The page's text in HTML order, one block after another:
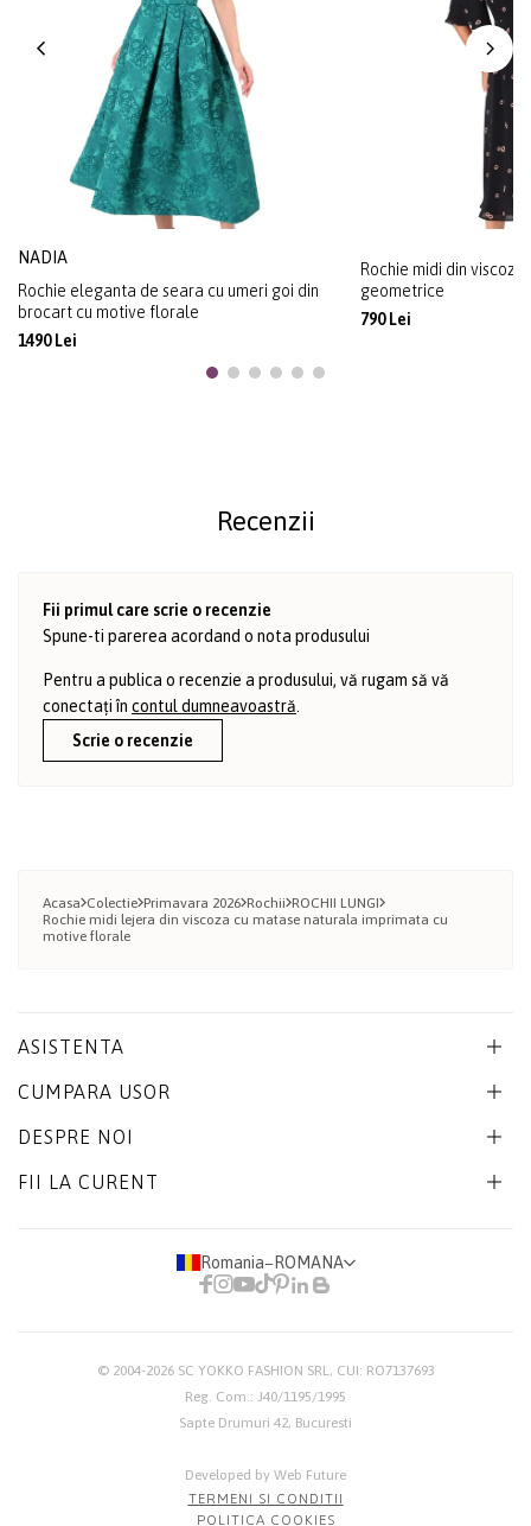
NADIA
Rochie eleganta de seara cu umeri goi din
brocart cu motive florale
1490 Lei
Rochie midi din
geometrice
790 Lei
Recenzii
Fii primul care scrie o recenzie
Spune-ti parerea acordand o nota produsului
Pentru a publica o recenzie a produsului, vă rugam să vă
conectați în contul dumneavoastră
Scrie o recenzie
Acasa Colectie Primavara 2026 Rochii ROCHII LUNGI
Rochie midi lejera din viscoza cu matase naturala imprimata cu
motive florale
ASISTENTA
CUMPARA USOR
DESPRE NOI
FII LA CURENT
Romania− ROMANA
© 2004-2026 SC YOKKO FASHION SRL, CUI: RO7137693
Reg. Com.: J40/1195/1995
Sapte Drumuri 42, Bucuresti
Developed by Web Future
TERMENI SI CONDITII
POLITICA COOKIES